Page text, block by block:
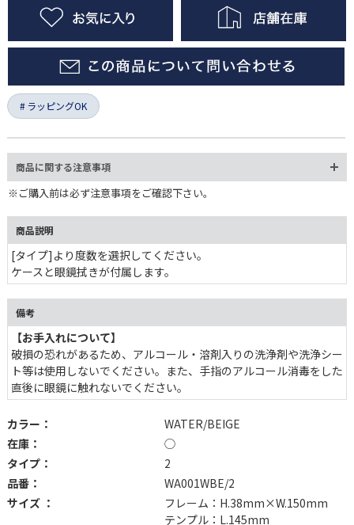
ラッピングOK
商品に関する注意事項
※ご購入前は必ず注意事項をご確認下さい。
商品説明
[タイプ]より度数を選択してください。
ケースと眼鏡拭きが付属します。
備考
【お手入れについて】
破損の恐れがあるため、アルコール・溶剤入りの洗浄剤や洗浄シー
ト等は使用しないでください。また、手指のアルコール消毒をした
直後に眼鏡に触れないでください。
カラー：
WATER/BEIGE
在庫：
◯
タイプ：
2
品番：
WA001WBE/2
サイズ ：
フレーム：H.38mm×W.150mm
テンプル：L.145mm